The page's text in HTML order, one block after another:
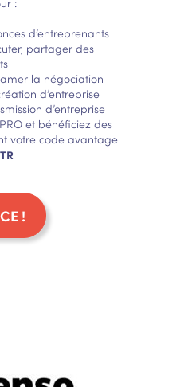
d’entreprenants
partager des
la négociation
d’entreprise
d’entreprise
et bénéficiez des
votre code avantage
!